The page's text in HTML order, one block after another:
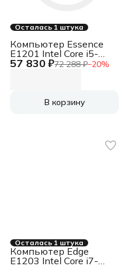
Осталась 1 штука
57 830 ₽72 288 ₽−20%
Компьютер Essence
E1201 Intel Core i5-
12400 / MB-ARH610-
В корзину
Осталась 1 штука
Компьютер Edge
E1203 Intel Core i7-